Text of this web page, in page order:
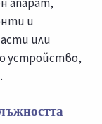
и
или
устройство,